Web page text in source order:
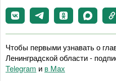
Чтобы первыми узнавать о
Ленинградской области -
Telegram и в Maх